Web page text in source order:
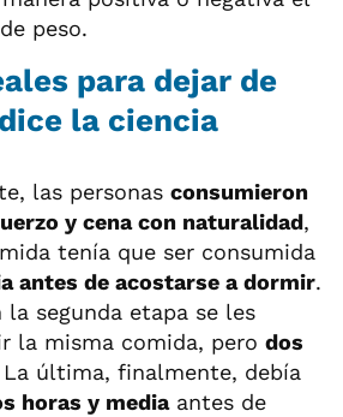
peso.
para dejar de
la ciencia
las personas consumieron
y cena con naturalidad,
tenía que ser consumida
antes de acostarse a dormir.
segunda etapa se les
la misma comida, pero dos
La última, finalmente, debía
horas y mediaantes de